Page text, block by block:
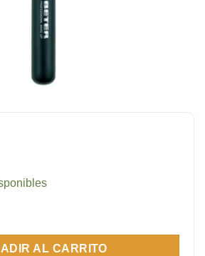
En Polvo N°16 cantidad
AL CARRITO